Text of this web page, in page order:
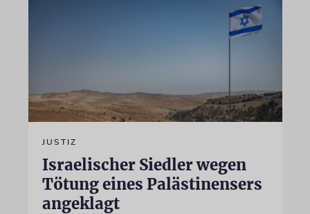
JUSTIZ
Israelischer Siedler wegen
Tötung eines Palästinensers
angeklagt